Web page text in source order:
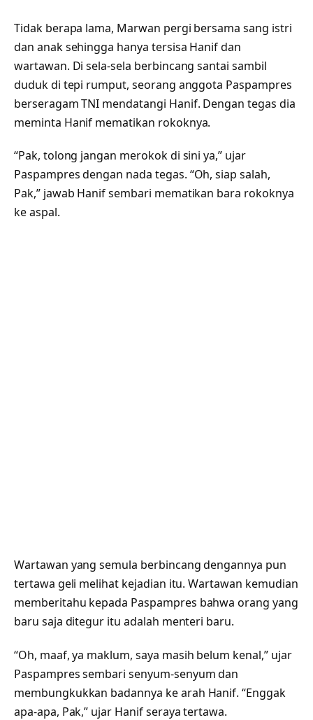
Tidak berapa lama, Marwan pergi bersama sang istri
dan anak sehingga hanya tersisa Hanif dan
wartawan. Di sela-sela berbincang santai sambil
duduk di tepi rumput, seorang anggota Paspampres
berseragam TNI mendatangi Hanif. Dengan tegas dia
meminta Hanif mematikan rokoknya.
“Pak, tolong jangan merokok di sini ya,” ujar
Paspampres dengan nada tegas. “Oh, siap salah,
Pak,” jawab Hanif sembari mematikan bara rokoknya
ke aspal.
Wartawan yang semula berbincang dengannya pun
tertawa geli melihat kejadian itu. Wartawan kemudian
memberitahu kepada Paspampres bahwa orang yang
baru saja ditegur itu adalah menteri baru.
“Oh, maaf, ya maklum, saya masih belum kenal,” ujar
Paspampres sembari senyum-senyum dan
membungkukkan badannya ke arah Hanif. “Enggak
apa-apa, Pak,” ujar Hanif seraya tertawa.